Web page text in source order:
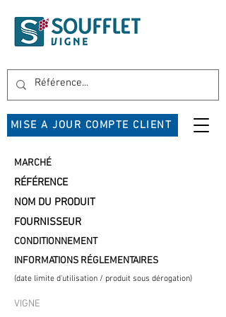
MISE A JOUR COMPTE CLIENT
MARCHÉ
RÉFÉRENCE
NOM DU PRODUIT
FOURNISSEUR
CONDITIONNEMENT
INFORMATIONS RÉGLEMENTAIRES
(date limite d'utilisation / produit sous dérogation)
VIGNE